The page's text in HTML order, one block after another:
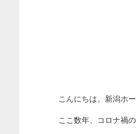
こんにちは。新潟ホ
ここ数年、コロナ禍